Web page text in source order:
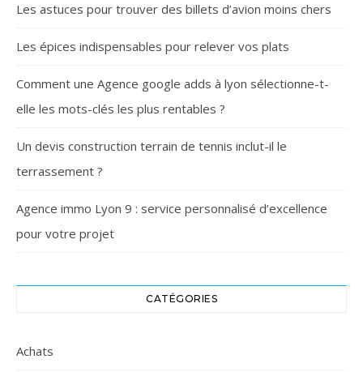
Les astuces pour trouver des billets d’avion moins chers
Les épices indispensables pour relever vos plats
Comment une Agence google adds à lyon sélectionne-t-
elle les mots-clés les plus rentables ?
Un devis construction terrain de tennis inclut-il le
terrassement ?
Agence immo Lyon 9 : service personnalisé d’excellence
pour votre projet
CATÉGORIES
Achats